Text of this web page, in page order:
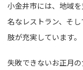
小金井市には、地域
名なレストラン、そ
肢が充実しています。
失敗できないお正月の